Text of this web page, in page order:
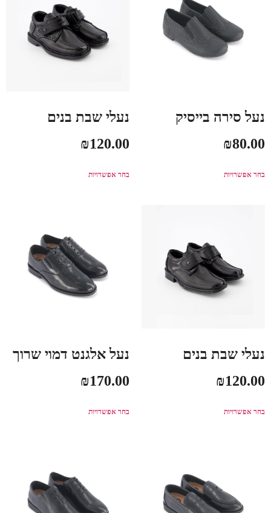
נעל סירה בייסיק
₪80.00
בחר אפשרויות
נעלי שבת בנים
₪120.00
בחר אפשרויות
נעלי שבת בנים
₪120.00
בחר אפשרויות
נעל אלגנט דמוי שרוך
₪170.00
בחר אפשרויות